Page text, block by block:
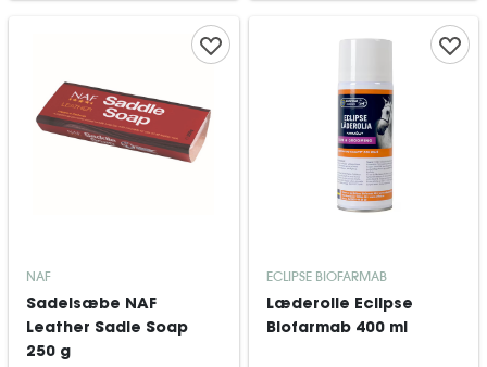
NAF
Sadelsæbe NAF
Leather Sadle Soap
250 g
ECLIPSE BIOFARMAB
Læderolie Eclipse
Biofarmab 400 ml